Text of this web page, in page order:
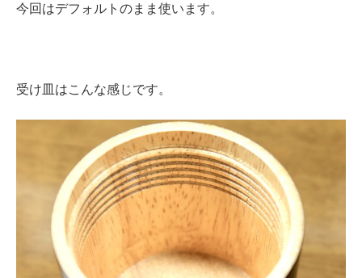
今回はデフォルトのまま使います。
受け皿はこんな感じです。